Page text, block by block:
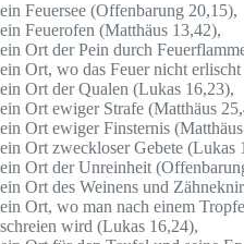
ein Feuersee (Offenbarung 20,15),
ein Feuerofen (Matthäus 13,42),
ein Ort der Pein durch
ein Ort, wo das Feuer nicht
ein Ort der Qualen (Lukas 16,23),
ein Ort ewiger Strafe (Matthäus
ein Ort ewiger Finsternis
ein Ort zweckloser Gebete (Lukas
ein Ort der Unreinheit
ein Ort des Weinens und
ein Ort, wo man nach einem
schreien wird (Lukas 16,24),